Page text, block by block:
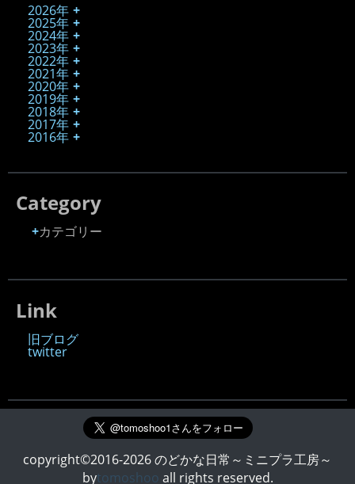
2026年
2025年
2024年
2023年
2022年
2021年
2020年
2019年
2018年
2017年
2016年
Category
カテゴリー
Link
旧ブログ
twitter
copyright©2016-2026 のどかな日常～ミニプラ工房～
bytomoshoo all rights reserved.